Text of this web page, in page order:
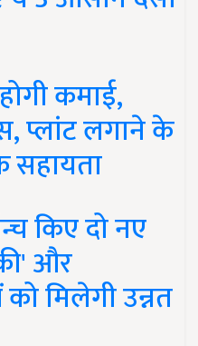
कमाई,
प्लांट लगाने के
सहायता
किए दो नए
और
मिलेगी उन्नत